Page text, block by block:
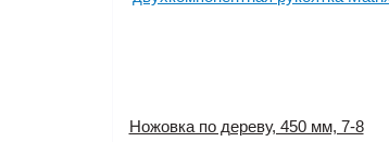
Ножовка по дереву, 450 мм, 7-8